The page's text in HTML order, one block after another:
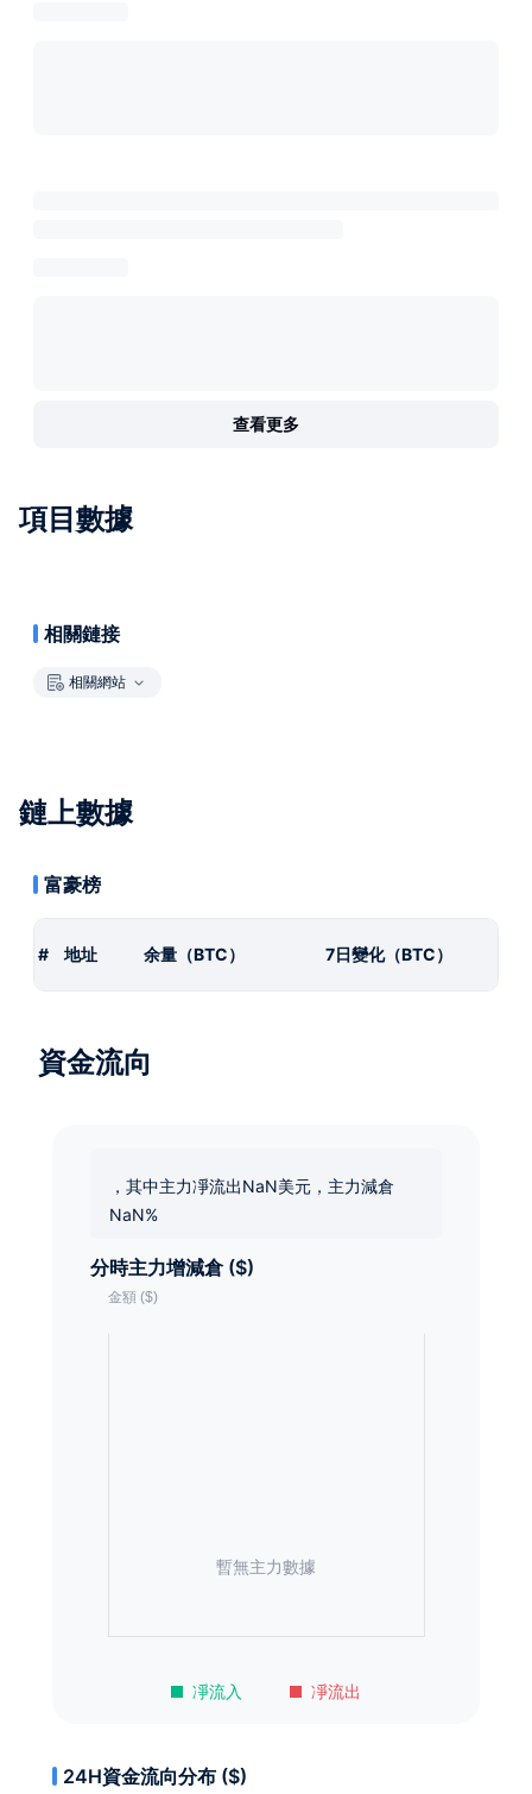
查看更多
項目數據
相關鏈接
相關網站
鏈上數據
富豪榜
# 地址 余量（BTC） 7日變化（BTC）
資金流向
，其中主力凈流出NaN美元，主力減倉
NaN%
分時主力增減倉 ($)
凈流入 凈流出
暫無主力數據
24H資金流向分布 ($)